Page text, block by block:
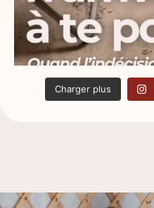
Charger plus